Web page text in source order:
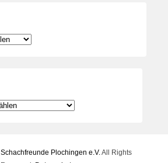
Schachfreunde Plochingen e.V.All Rights